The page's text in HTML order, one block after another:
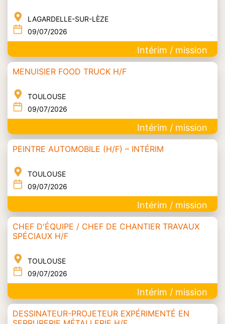
LAGARDELLE-SUR-LÈZE
09/07/2026
Intérim / mission
MENUISIER FOOD TRUCK H/F
TOULOUSE
09/07/2026
Intérim / mission
PEINTRE AUTOMOBILE (H/F) – INTÉRIM
TOULOUSE
09/07/2026
Intérim / mission
CHEF D'ÉQUIPE / CHEF DE CHANTIER TRAVAUX
SPÉCIAUX H/F
TOULOUSE
09/07/2026
Intérim / mission
DESSINATEUR-PROJETEUR EXPÉRIMENTÉ EN